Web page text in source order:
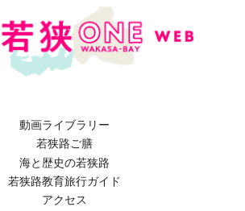
動画ライブラリー
若狭路ご膳
海と歴史の若狭路
若狭路教育旅行ガイド
アクセス